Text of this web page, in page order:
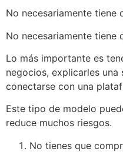
No necesariamente tiene
No necesariamente tiene
Lo más importante es
negocios, explicarles
conectarse con una
Este tipo de modelo
reduce muchos riesgos.
No tienes que